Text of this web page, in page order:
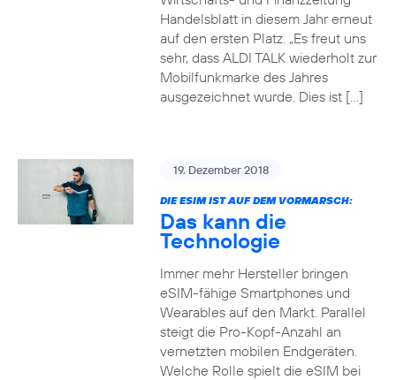
Handelsblatt in diesem Jahr erneut
auf den ersten Platz. „Es freut uns
sehr, dass ALDI TALK wiederholt zur
Mobilfunkmarke des Jahres
ausgezeichnet wurde. Dies ist […]
19. Dezember 2018
DIE ESIM IST AUF DEM VORMARSCH:
Das kann die
Technologie
Immer mehr Hersteller bringen
eSIM-fähige Smartphones und
Wearables auf den Markt. Parallel
steigt die Pro-Kopf-Anzahl an
vernetzten mobilen Endgeräten.
Welche Rolle spielt die eSIM bei